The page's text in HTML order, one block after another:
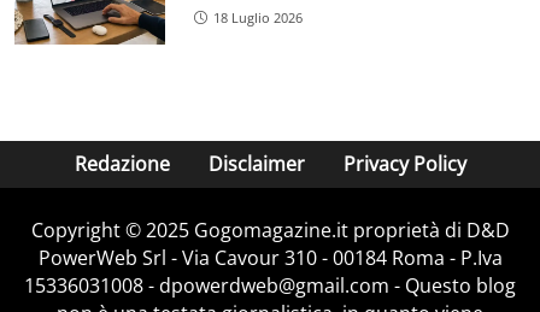
18 Luglio 2026
Redazione Disclaimer Privacy Policy
Copyright © 2025 Gogomagazine.it proprietà di D&D
PowerWeb Srl - Via Cavour 310 - 00184 Roma - P.Iva
15336031008 - dpowerdweb@gmail.com - Questo blog